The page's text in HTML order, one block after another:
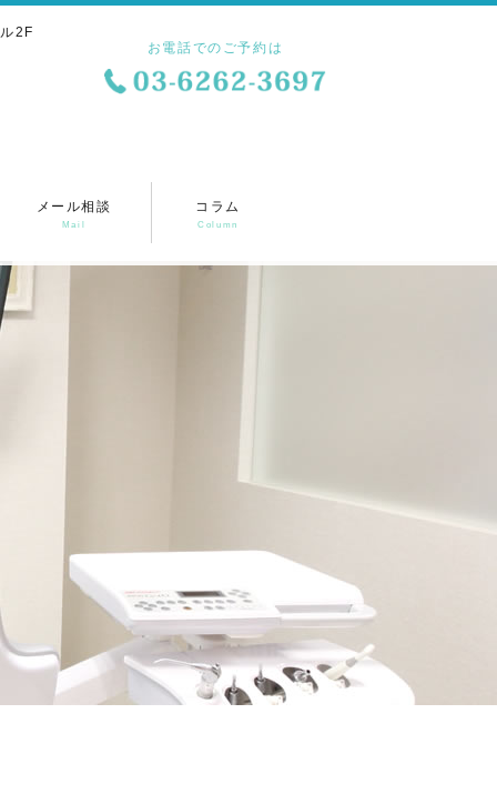
2F
お電話でのご予約は
メール相談
Mail
コラム
Column